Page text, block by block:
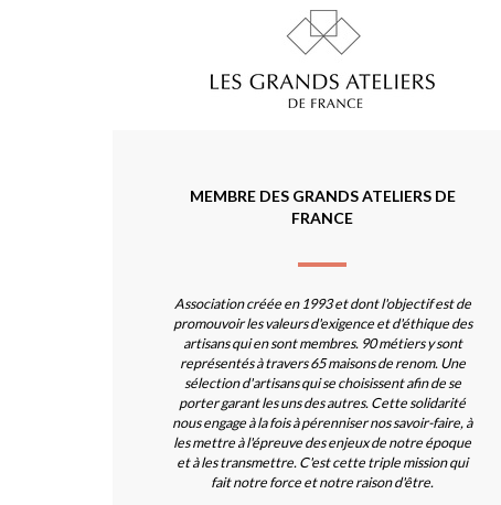
MEMBRE DES GRANDS ATELIERS DE
FRANCE
Association créée en 1993 et dont l'objectif est de
promouvoir les valeurs d'exigence et d'éthique des
artisans qui en sont membres. 90 métiers y sont
représentés à travers 65 maisons de renom. Une
sélection d'artisans qui se choisissent afin de se
porter garant les uns des autres. Cette solidarité
nous engage à la fois à pérenniser nos savoir-faire, à
les mettre à l'épreuve des enjeux de notre époque
et à les transmettre. C'est cette triple mission qui
fait notre force et notre raison d'être.